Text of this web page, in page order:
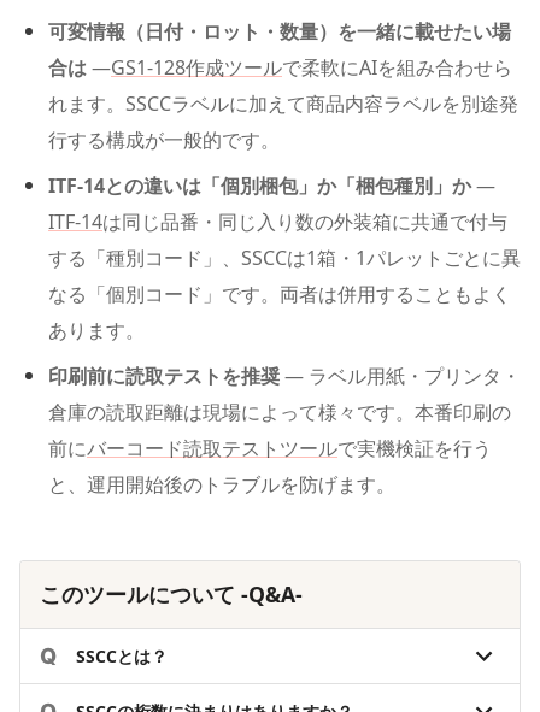
可変情報（日付・ロット・数量）を一緒に載せたい場
合は—GS1-128作成ツールで柔軟にAIを組み合わせら
れます。SSCCラベルに加えて商品内容ラベルを別途発
行する構成が一般的です。
ITF-14との違いは「個別梱包」か「梱包種別」か—
ITF-14は同じ品番・同じ入り数の外装箱に共通で付与
する「種別コード」、SSCCは1箱・1パレットごとに異
なる「個別コード」です。両者は併用することもよく
あります。
印刷前に読取テストを推奨— ラベル用紙・プリンタ・
倉庫の読取距離は現場によって様々です。本番印刷の
前にバーコード読取テストツールで実機検証を行う
と、運用開始後のトラブルを防げます。
このツールについて -Q&A-
Q SSCCとは？